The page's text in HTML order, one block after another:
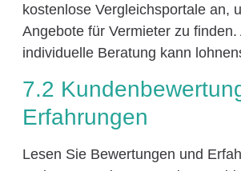
kostenlose Vergleichsportale an,
Angebote für Vermieter zu finden.
individuelle Beratung kann
7.2
Erfahrungen
Lesen Sie Bewertungen und